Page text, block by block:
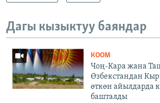
Дагы кызыктуу баяндар
КООМ
Чоң-Кара жана
Өзбекстандан
өткөн айылдарда
башталды